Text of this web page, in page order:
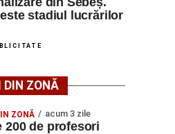
stadiul lucrărilor
DIN ZONĂ
ZONĂ acum 3 zile
200 de profesori